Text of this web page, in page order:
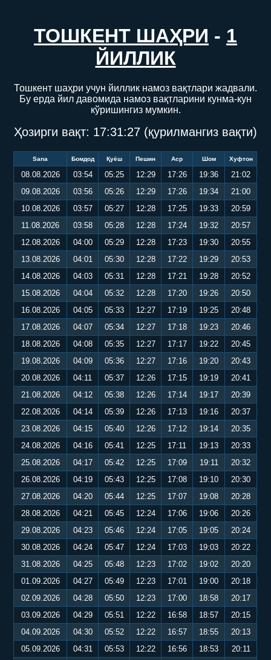
ТОШКЕНТ ШАҲРИ - 1
ЙИЛЛИК
Тошкент шаҳри учун йиллик намоз вақтлари жадвали.
Бу ерда йил давомида намоз вақтларини кунма-кун
кўришингиз мумкин.
Ҳозирги вақт: 17:31:28 (қурилмангиз вақти)
Sana Бомдод Қуёш Пешин Аср Шом Хуфтон
08.08.2026 03:54 05:25 12:29 17:26 19:36
21:02
09.08.2026
03:56 05:26 12:29 17:26 19:34
21:00
10.08.2026
03:57 05:27 12:28 17:25 19:33
20:59
11.08.2026
03:58 05:28 12:28 17:24 19:32
20:57
12.08.2026
04:00 05:29 12:28 17:23 19:30
20:55
13.08.2026
04:01 05:30 12:28 17:22 19:29
20:53
14.08.2026
04:03 05:31 12:28 17:21 19:28
20:52
15.08.2026
04:04 05:32 12:28 17:20 19:26
20:50
16.08.2026
04:05 05:33 12:27 17:19 19:25
20:48
17.08.2026
04:07 05:34 12:27 17:18 19:23
20:46
18.08.2026
04:08 05:35 12:27 17:17 19:22
20:45
19.08.2026
04:09 05:36 12:27 17:16 19:20
20:43
20.08.2026
04:11 05:37 12:26 17:15 19:19
20:41
21.08.2026
04:12 05:38 12:26 17:14 19:17
20:39
22.08.2026
04:14 05:39 12:26 17:13 19:16
20:37
23.08.2026
04:15 05:40 12:26 17:12 19:14
20:35
24.08.2026
04:16 05:41 12:25 17:11 19:13
20:33
25.08.2026
04:17 05:42 12:25 17:09 19:11
20:32
26.08.2026
04:19 05:43 12:25 17:08 19:10
20:30
27.08.2026
04:20 05:44 12:25 17:07 19:08
20:28
28.08.2026
04:21 05:45 12:24 17:06 19:06
20:26
29.08.2026
04:23 05:46 12:24 17:05 19:05
20:24
30.08.2026
04:24 05:47 12:24 17:03 19:03
20:22
31.08.2026
04:25 05:48 12:23 17:02 19:02
20:20
01.09.2026
04:27 05:49 12:23 17:01 19:00
20:18
02.09.2026
04:28 05:50 12:23 17:00 18:58
20:17
03.09.2026
04:29 05:51 12:22 16:58 18:57
20:15
04.09.2026
04:30 05:52 12:22 16:57 18:55
20:13
05.09.2026
04:31 05:53 12:22 16:56 18:53
20:11